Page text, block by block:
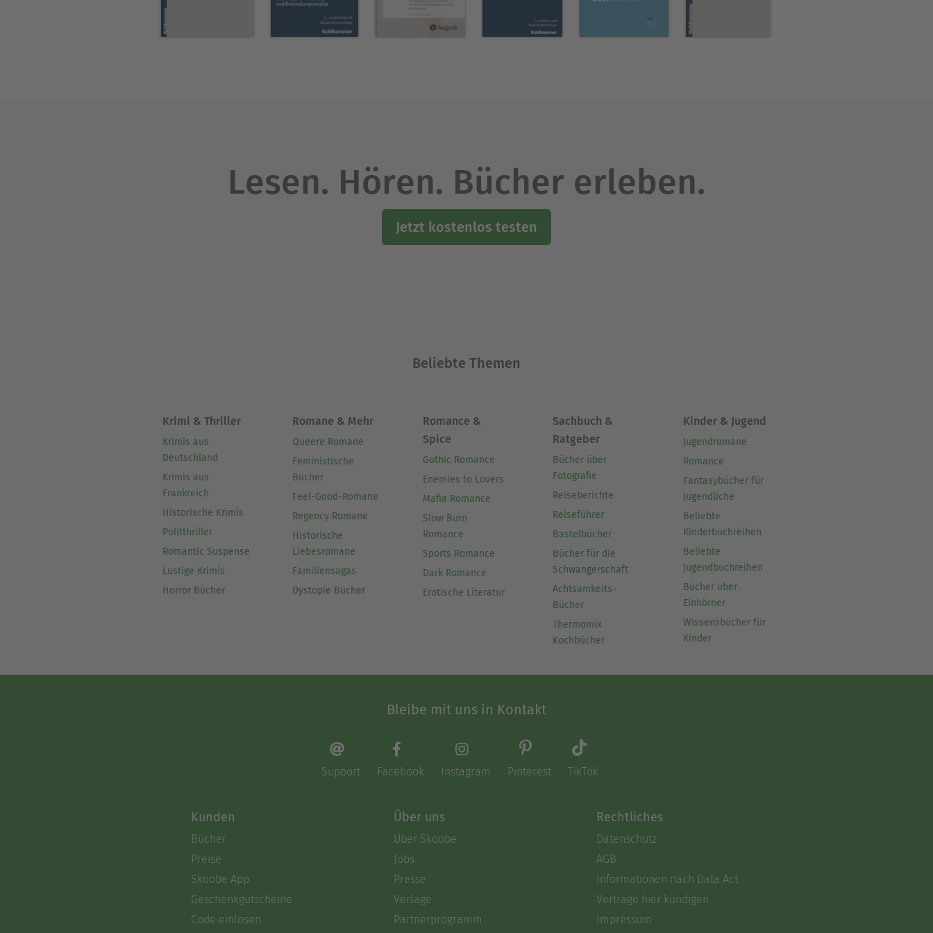
am Inn, Professor an der Klinik für Psychiatrie und Psychotherapie der Ludwig-Maximilians-Universität
Lesen. Hören. Bücher erleben.
Jetzt kostenlos testen
Beliebte Themen
Krimi & Thriller
Krimis aus
Deutschland
Krimis aus
Frankreich
Historische Krimis
Politthriller
Romantic Suspense
Lustige Krimis
Horror Bücher
Romane & Mehr
Queere Romane
Feministische
Bücher
Feel-Good-Romane
Regency Romane
Historische
Liebesromane
Familiensagas
Dystopie Bücher
Romance &
Spice
Gothic Romance
Enemies to Lovers
Mafia Romance
Slow Burn
Romance
Sports Romance
Dark Romance
Erotische Literatur
Sachbuch &
Ratgeber
Bücher über
Fotografie
Reiseberichte
Reiseführer
Bastelbücher
Bücher für die
Schwangerschaft
Achtsamkeits-
Bücher
Thermomix
Kochbücher
Kinder & Jugend
Jugendromane
Romance
Fantasybücher für
Jugendliche
Beliebte
Kinderbuchreihen
Beliebte
Jugendbuchreihen
Bücher über
Einhörner
Wissensbücher für
Kinder
Bleibe mit uns in Kontakt
Support Facebook Instagram Pinterest TikTok
Kunden
Bücher
Preise
Skoobe App
Geschenkgutscheine
Code einlösen
Über uns
Über Skoobe
Jobs
Presse
Verlage
Partnerprogramm
Rechtliches
Datenschutz
AGB
Informationen nach Data Act
Verträge hier kündigen
Impressum